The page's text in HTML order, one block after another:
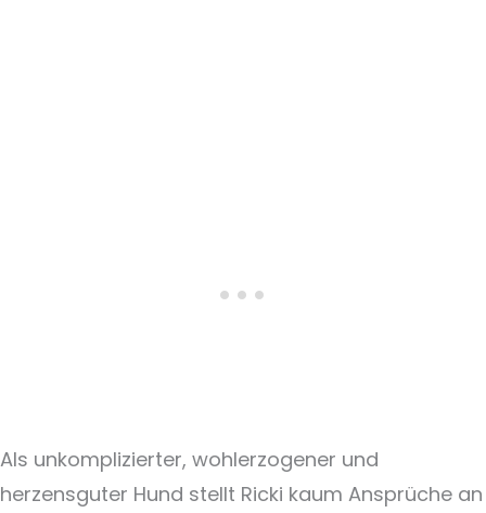
Als unkomplizierter, wohlerzogener und
herzensguter Hund stellt Ricki kaum Ansprüche an